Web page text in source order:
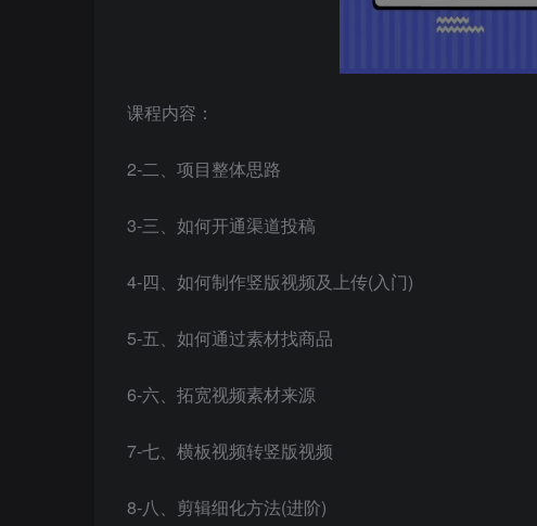
课程内容：
2-二、项目整体思路
3-三、如何开通渠道投稿
4-四、如何制作竖版视频及上传(入门)
5-五、如何通过素材找商品
6-六、拓宽视频素材来源
7-七、横板视频转竖版视频
8-八、剪辑细化方法(进阶)